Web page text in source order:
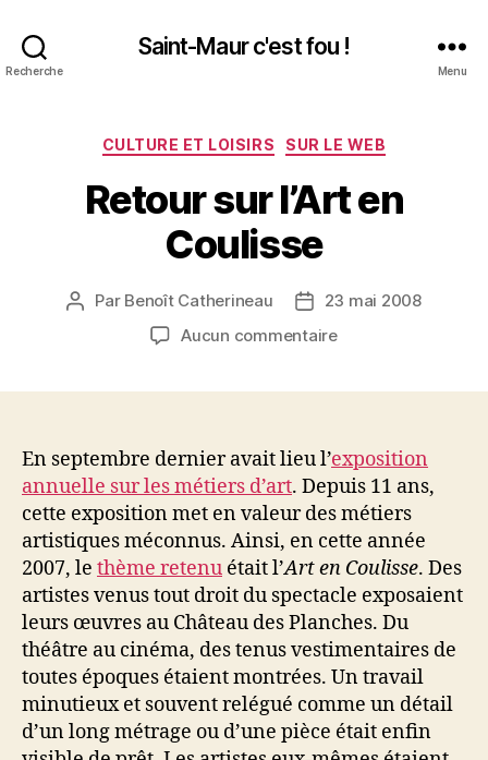
Recherche
Saint-Maur c'est fou !
Menu
Catégories
CULTURE ET LOISIRS SUR LE WEB
Retour sur l’Art en
Coulisse
Auteur
Par Benoît Catherineau
Date
de
23 mai 2008
Aucun commentairesur
Coulisse
En septembre dernier avait lieu l’exposition
annuelle sur les métiers d’art. Depuis 11 ans,
cette exposition met en valeur des métiers
artistiques méconnus. Ainsi, en cette année
2007, le thème retenu était l’Art en Coulisse. Des
artistes venus tout droit du spectacle exposaient
leurs œuvres au Château des Planches. Du
théâtre au cinéma, des tenus vestimentaires de
toutes époques étaient montrées. Un travail
minutieux et souvent relégué comme un détail
d’un long métrage ou d’une pièce était enfin